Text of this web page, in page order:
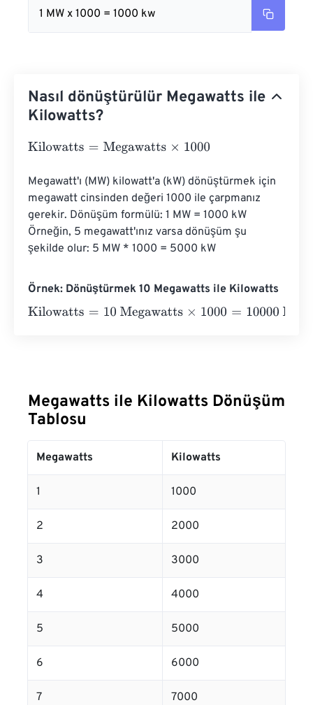
1 MW x 1000 = 1000 kw
Nasıl dönüştürülür Megawatts ile
Kilowatts?
Kilowatts=Megawatts×1000
Megawatt'ı (MW) kilowatt'a (kW) dönüştürmek için
megawatt cinsinden değeri 1000 ile çarpmanız
gerekir. Dönüşüm formülü: 1 MW = 1000 kW
Örneğin, 5 megawatt'ınız varsa dönüşüm şu
şekilde olur: 5 MW * 1000 = 5000 kW
Örnek: Dönüştürmek 10 Megawatts ile Kilowatts
Kilowatts=10 Megawatts×1000=10000 Kilowatts
Megawatts ile Kilowatts Dönüşüm
Tablosu
Megawatts Kilowatts
1 1000
2 2000
3 3000
4 4000
5 5000
6 6000
7 7000